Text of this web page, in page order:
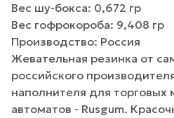
Вес шу-бокса: 0,672 гр
Вес гофрокороба: 9,408 гр
Производство: Россия
Жевательная резинка от
российского
наполнителя для торговых
автоматов - Rusgum.